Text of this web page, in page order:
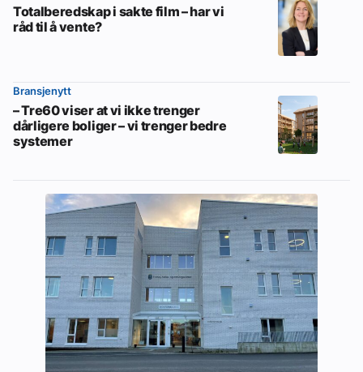
Totalberedskap i sakte film – har vi
råd til å vente?
Bransjenytt
– Tre60 viser at vi ikke trenger
dårligere boliger – vi trenger bedre
systemer